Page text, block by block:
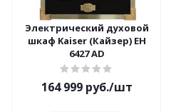
Электрический духовой
шкаф Kaiser (Кайзер) EH
6427 AD
164 999руб./шт